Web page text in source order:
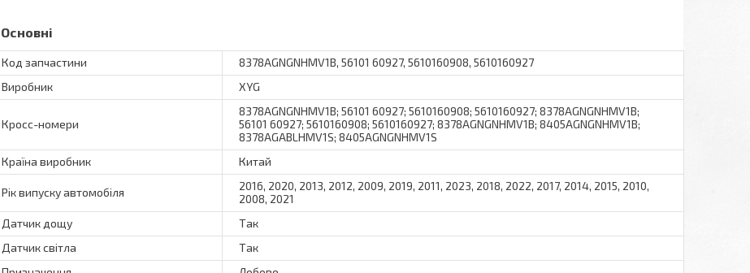
Основні
Код запчастини
8378AGNGNHMV1B, 56101 60927, 5610160908, 5610160927
Виробник
XYG
Кросс-номери
8378AGNGNHMV1B; 56101 60927; 5610160908; 5610160927; 8378AGNGNHMV1B;
56101 60927; 5610160908; 5610160927; 8378AGNGNHMV1B; 8405AGNGNHMV1B;
8378AGABLHMV1S; 8405AGNGNHMV1S
Країна виробник
Китай
Рік випуску автомобіля
2016, 2020, 2013, 2012, 2009, 2019, 2011, 2023, 2018, 2022, 2017, 2014, 2015, 2010,
2008, 2021
Датчик дощу
Так
Датчик світла
Так